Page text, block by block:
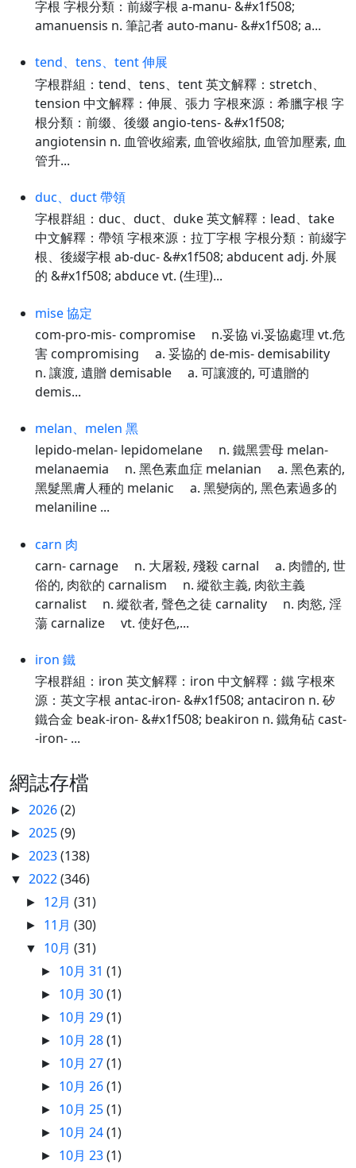
字根 字根分類：前綴字根 a-manu- &#x1f508;
amanuensis n. 筆記者 auto-manu- &#x1f508; a...
tend、tens、tent 伸展
字根群組：tend、tens、tent 英文解釋：stretch、
tension 中文解釋：伸展、張力 字根來源：希臘字根 字
根分類：前缀、後缀 angio-tens- &#x1f508;
angiotensin n. 血管收縮素, 血管收縮肽, 血管加壓素, 血
管升...
duc、duct 帶領
字根群組：duc、duct、duke 英文解釋：lead、take
中文解釋：帶領 字根來源：拉丁字根 字根分類：前綴字
根、後綴字根 ab-duc- &#x1f508; abducent adj. 外展
的 &#x1f508; abduce vt. (生理)...
mise 協定
com-pro-mis- compromise n.妥協 vi.妥協處理 vt.危
害 compromising a. 妥協的 de-mis- demisability
n. 讓渡, 遺贈 demisable a. 可讓渡的, 可遺贈的
demis...
melan、melen 黑
lepido-melan- lepidomelane n. 鐵黑雲母 melan-
melanaemia n. 黑色素血症 melanian a. 黑色素的,
黑髮黑膚人種的 melanic a. 黑變病的, 黑色素過多的
melaniline ...
carn 肉
carn- carnage n. 大屠殺, 殘殺 carnal a. 肉體的, 世
俗的, 肉欲的 carnalism n. 縱欲主義, 肉欲主義
carnalist n. 縱欲者, 聲色之徒 carnality n. 肉慾, 淫
蕩 carnalize vt. 使好色,...
iron 鐵
字根群組：iron 英文解釋：iron 中文解釋：鐵 字根來
源：英文字根 antac-iron- &#x1f508; antaciron n. 矽
鐵合金 beak-iron- &#x1f508; beakiron n. 鐵角砧 cast-
-iron- ...
網誌存檔
► 2026(2)
► 2025(9)
► 2023(138)
▼ 2022(346)
► 12月(31)
► 11月(30)
▼ 10月(31)
► 10月 31(1)
► 10月 30(1)
► 10月 29(1)
► 10月 28(1)
► 10月 27(1)
► 10月 26(1)
► 10月 25(1)
► 10月 24(1)
► 10月 23(1)